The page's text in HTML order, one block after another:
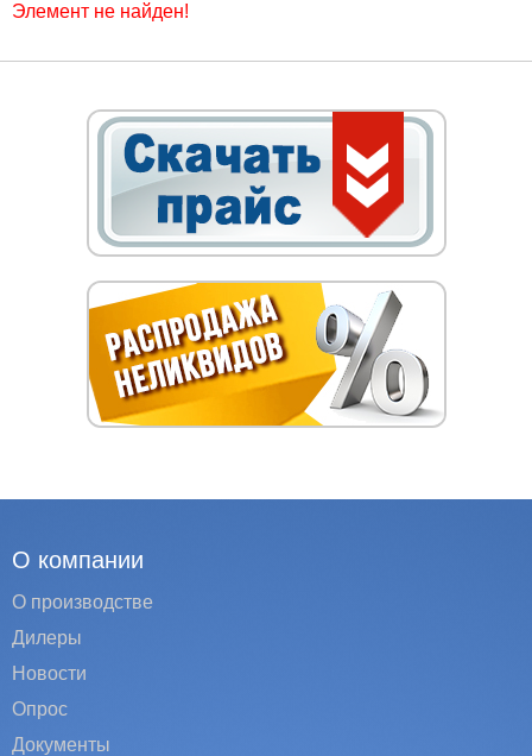
Элемент не найден!
О компании
О производстве
Дилеры
Новости
Опрос
Документы